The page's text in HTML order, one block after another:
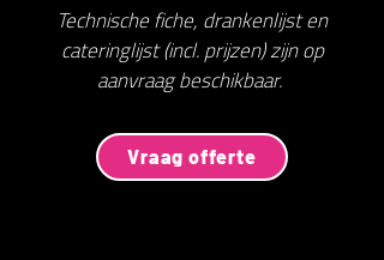
Technische fiche, drankenlijst en
cateringlijst (incl. prijzen) zijn op
aanvraag beschikbaar.
Vraag offerte